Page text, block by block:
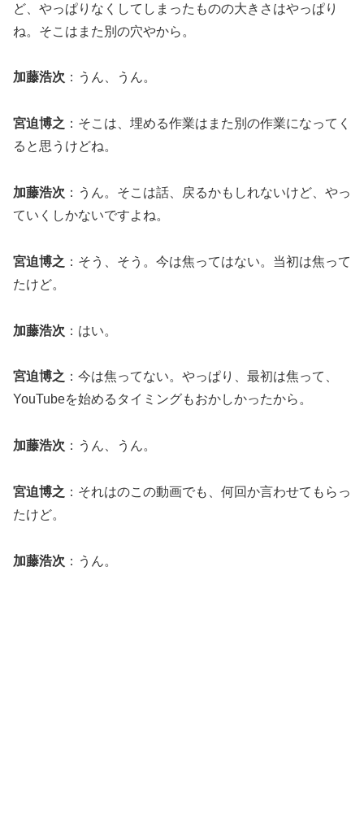
ど、やっぱりなくしてしまったものの大きさはやっぱり
ね。そこはまた別の穴やから。
加藤浩次 ：うん、うん。
宮迫博之 ：そこは、埋める作業はまた別の作業になってく
ると思うけどね。
加藤浩次 ：うん。そこは話、戻るかもしれないけど、やっ
ていくしかないですよね。
宮迫博之 ：そう、そう。今は焦ってはない。当初は焦って
たけど。
加藤浩次 ：はい。
宮迫博之 ：今は焦ってない。やっぱり、最初は焦って、
YouTubeを始めるタイミングもおかしかったから。
加藤浩次 ：うん、うん。
宮迫博之 ：それはのこの動画でも、何回か言わせてもらっ
たけど。
加藤浩次 ：うん。